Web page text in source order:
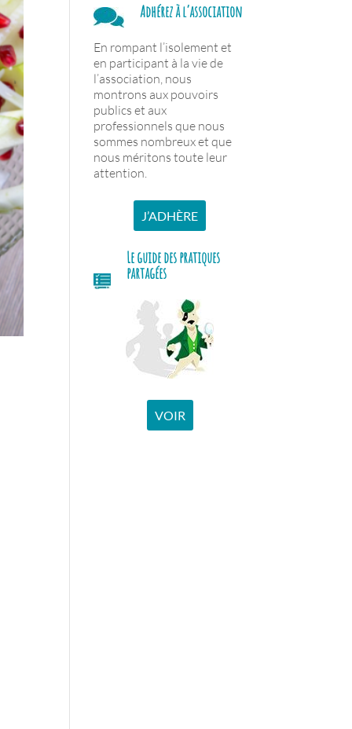
Adhérez à l’association
En rompant l’isolement et
en participant à la vie de
l’association, nous
montrons aux pouvoirs
publics et aux
professionnels que nous
sommes nombreux et que
nous méritons toute leur
attention.
J’ADHÈRE
Le guide des pratiques
partagées
VOIR